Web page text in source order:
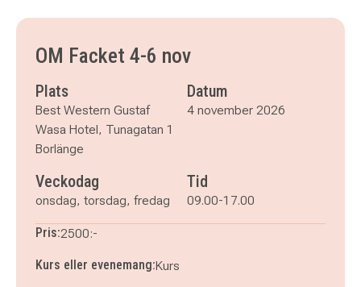
fredag 6 november 2026
OM Facket 4-6 nov
Plats
Best Western Gustaf
Wasa Hotel, Tunagatan 1
Borlänge
Datum
4 november 2026
Veckodag
onsdag, torsdag, fredag
Tid
09.00-17.00
Pris:2500:-
Kurs eller evenemang:Kurs